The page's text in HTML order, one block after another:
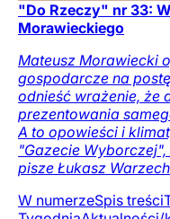
"Do Rzeczy" nr 33:
Morawieckiego
Mateusz Morawiecki
gospodarcze na
odnieść wrażenie, że
prezentowania
A to opowieści i
"Gazecie
pisze Łukasz
W numerzeSpis treści